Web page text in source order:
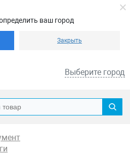
ваш город
Закрыть
Выберите город